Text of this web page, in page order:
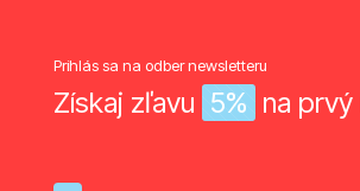
Prihlás sa na odber newsletteru
Získaj zľavu 5% na prvý